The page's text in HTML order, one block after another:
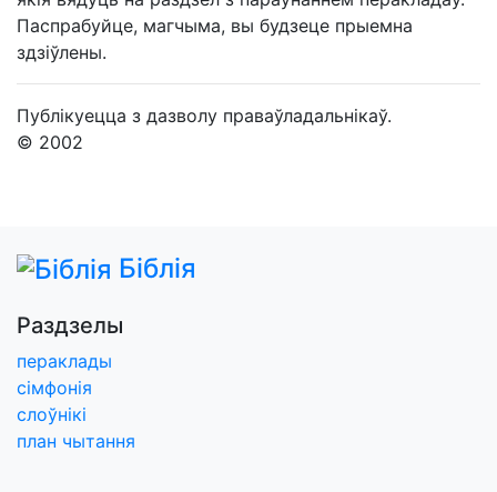
Паспрабуйце, магчыма, вы будзеце прыемна
здзіўлены.
Публікуецца з дазволу праваўладальнікаў.
© 2002
Біблія
Раздзелы
пераклады
сімфонія
слоўнікі
план чытання